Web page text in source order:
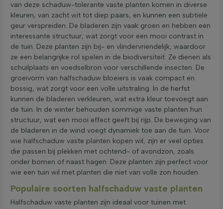
van deze schaduw-tolerante vaste planten komen in diverse
kleuren, van zacht wit tot diep paars, en kunnen een subtiele
geur verspreiden. De bladeren zijn vaak groen en hebben een
interessante structuur, wat zorgt voor een mooi contrast in
de tuin. Deze planten zijn bij- en vlindervriendelijk, waardoor
ze een belangrijke rol spelen in de biodiversiteit. Ze dienen als
schuilplaats en voedselbron voor verschillende insecten. De
groeivorm van halfschaduw bloeiers is vaak compact en
bossig, wat zorgt voor een volle uitstraling. In de herfst
kunnen de bladeren verkleuren, wat extra kleur toevoegt aan
de tuin. In de winter behouden sommige vaste planten hun
structuur, wat een mooi effect geeft bij rijp. De beweging van
de bladeren in de wind voegt dynamiek toe aan de tuin. Voor
wie halfschaduw vaste planten kopen wil, zijn er veel opties
die passen bij plekken met ochtend- of avondzon, zoals
onder bomen of naast hagen. Deze planten zijn perfect voor
wie een tuin wil met planten die niet van volle zon houden.
Populaire soorten halfschaduw vaste planten
Halfschaduw vaste planten zijn ideaal voor tuinen met